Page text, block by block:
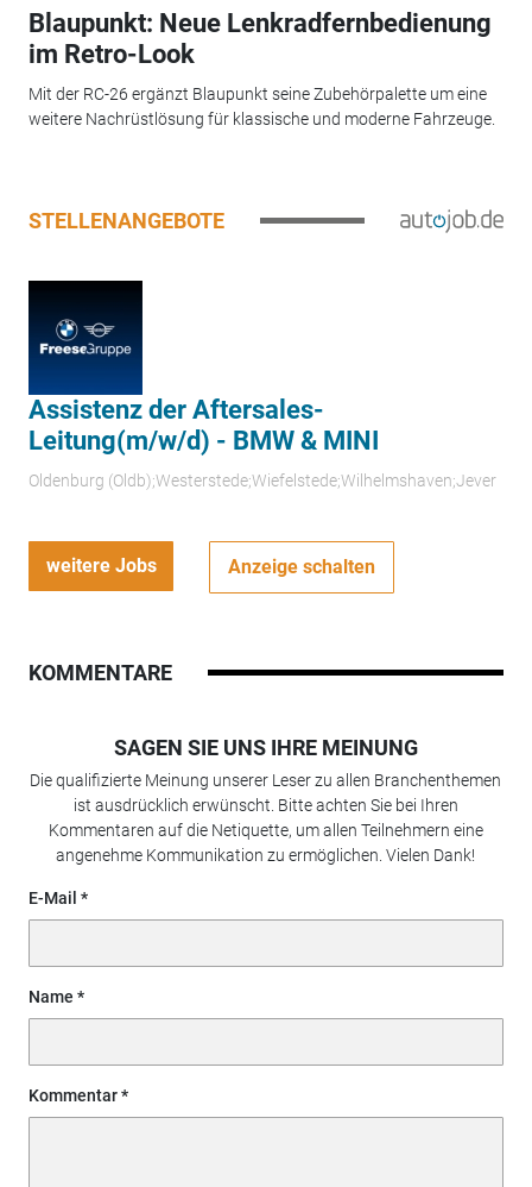
Blaupunkt: Neue Lenkradfernbedienung
im Retro-Look
Mit der RC-26 ergänzt Blaupunkt seine Zubehörpalette um eine
weitere Nachrüstlösung für klassische und moderne Fahrzeuge.
STELLENANGEBOTE
Assistenz der Aftersales-
Leitung(m/w/d) - BMW & MINI
Oldenburg (Oldb);Westerstede;Wiefelstede;Wilhelmshaven;Jever
weitere Jobs Anzeige schalten
KOMMENTARE
SAGEN SIE UNS IHRE MEINUNG
Die qualifizierte Meinung unserer Leser zu allen Branchenthemen
ist ausdrücklich erwünscht. Bitte achten Sie bei Ihren
Kommentaren auf die Netiquette, um allen Teilnehmern eine
angenehme Kommunikation zu ermöglichen. Vielen Dank!
E-Mail
Name
Kommentar